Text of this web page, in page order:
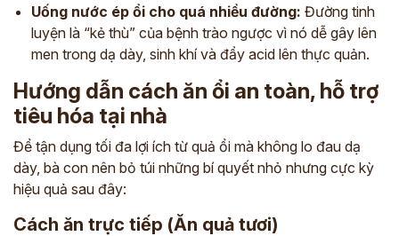
Uống nước ép ổi cho quá nhiều đường: Đường tinh
luyện là “kẻ thù” của bệnh trào ngược vì nó dễ gây lên
men trong dạ dày, sinh khí và đẩy acid lên thực quản.
Hướng dẫn cách ăn ổi an toàn, hỗ trợ
tiêu hóa tại nhà
Để tận dụng tối đa lợi ích từ quả ổi mà không lo đau dạ
dày, bà con nên bỏ túi những bí quyết nhỏ nhưng cực kỳ
hiệu quả sau đây:
Cách ăn trực tiếp (Ăn quả tươi)